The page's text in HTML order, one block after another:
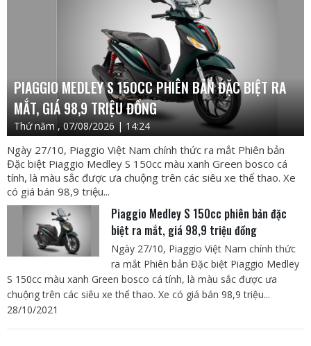
PIAGGIO MEDLEY S 150CC PHIÊN BẢN ĐẶC BIỆT RA
MẮT, GIÁ 98,9 TRIỆU ĐỒNG
Thứ năm , 07/08/2026 | 14:24
Ngày 27/10, Piaggio Việt Nam chính thức ra mắt Phiên bản
Đặc biệt Piaggio Medley S 150cc màu xanh Green bosco cá
tính, là màu sắc được ưa chuộng trên các siêu xe thể thao. Xe
có giá bán 98,9 triệu...
Piaggio Medley S 150cc phiên bản đặc
biệt ra mắt, giá 98,9 triệu đồng
Ngày 27/10, Piaggio Việt Nam chính thức
ra mắt Phiên bản Đặc biệt Piaggio Medley
S 150cc màu xanh Green bosco cá tính, là màu sắc được ưa
chuộng trên các siêu xe thể thao. Xe có giá bán 98,9 triệu...
28/10/2021